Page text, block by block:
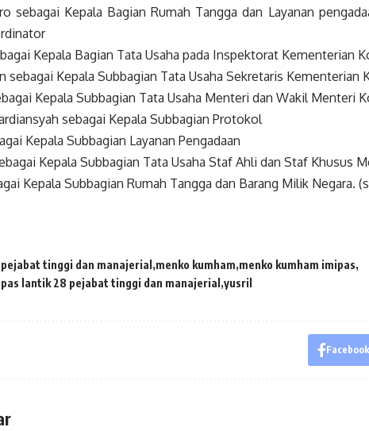
sebagai Kepala Bagian Rumah Tangga dan Layanan
Kepala Bagian Tata Usaha pada Inspektorat Kementerian
sebagai Kepala Subbagian Tata Usaha Sekretaris Kementerian
Kepala Subbagian Tata Usaha Menteri dan Wakil Menteri
sebagai Kepala Subbagian Protokol
Kepala Subbagian Layanan Pengadaan
Kepala Subbagian Tata Usaha Staf Ahli dan Staf Khusus
Kepala Subbagian Rumah Tangga dan Barang Milik Negara.
pejabat tinggi dan manajerial menko kumham menko kumham imipas
lantik 28 pejabat tinggi dan manajerial yusril
Facebook